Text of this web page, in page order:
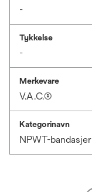
-
Tykkelse
-
Merkevare
V.A.C.®
Kategorinavn
NPWT-bandasjer